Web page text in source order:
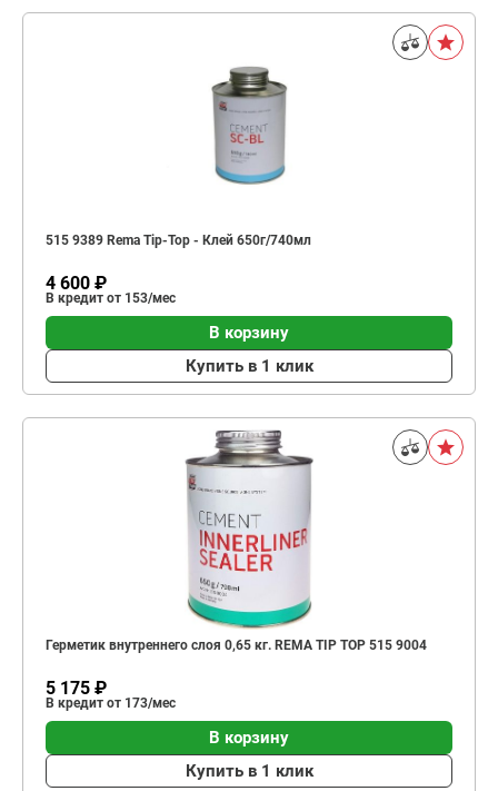
515 9389 Rema Tip-Top - Клей 650г/740мл
4 600 ₽
В кредит от 153/мес
В корзину
Купить в 1 клик
Герметик внутреннего слоя 0,65 кг. REMA TIP TOP 515 9004
5 175 ₽
В кредит от 173/мес
В корзину
Купить в 1 клик